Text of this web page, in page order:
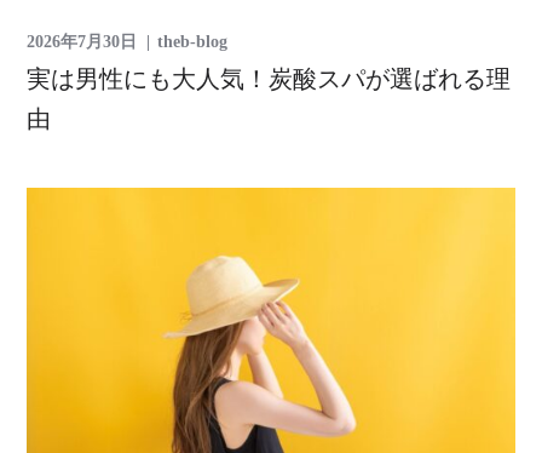
2026年7月30日 theb-blog
実は男性にも大人気！炭酸スパが選ばれる理
由